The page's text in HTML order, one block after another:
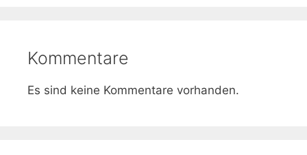
Kommentare
Es sind keine Kommentare vorhanden.